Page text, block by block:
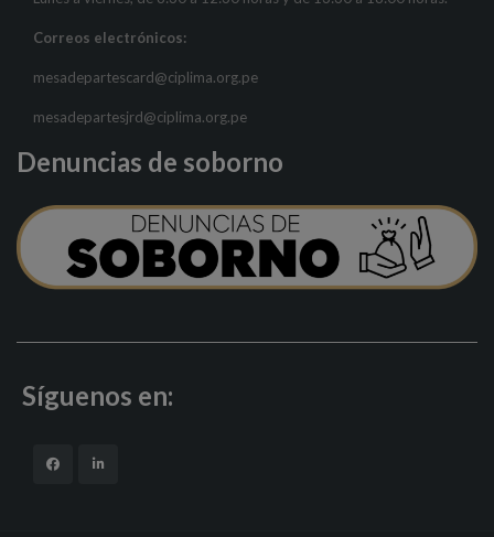
Correos electrónicos:
mesadepartescard@ciplima.org.pe
mesadepartesjrd@ciplima.org.pe
Denuncias de soborno
Síguenos en: